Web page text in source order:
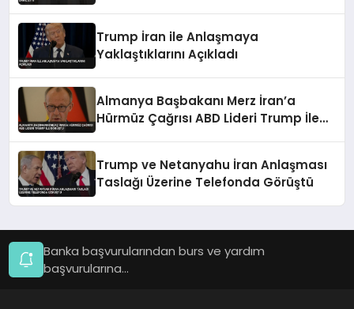
Trump İran ile Anlaşmaya
Yaklaştıklarını Açıkladı
Almanya Başbakanı Merz İran’a
Hürmüz Çağrısı ABD Lideri Trump İle
Trump ve Netanyahu İran Anlaşması
Taslağı Üzerine Telefonda Görüştü
Banka başvurularından burs ve yardım
başvurularına...